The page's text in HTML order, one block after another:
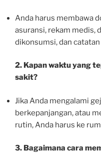
Anda harus membawa
asuransi, rekam medis,
dikonsumsi, dan
2. Kapan waktu yang
sakit?
Jika Anda mengalami
berkepanjangan, atau
rutin, Anda harus ke
3. Bagaimana cara